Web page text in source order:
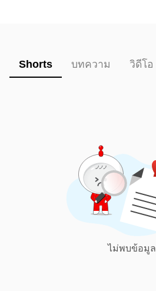
Shorts บทความ วิดีโอ
ไม่พบข้อมูล